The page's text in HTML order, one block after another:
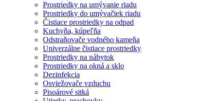
Prostriedky na umývanie riadu
Prostriedky do umývačiek riadu
Čistiace prostriedky na odpad
Kuchyňa, kúpeľňa
Odstraňovače vodného kameňa
Univerzálne čistiace prostriedky
Prostriedky na nábytok
Prostriedky na okná a sklo
Dezinfekcia
Osviežovače vzduchu
Pisoárové sitká